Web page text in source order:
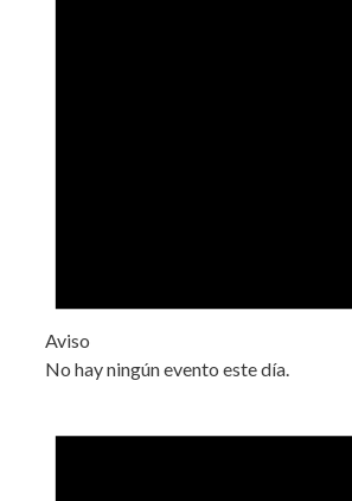
Aviso
No hay ningún evento este día.